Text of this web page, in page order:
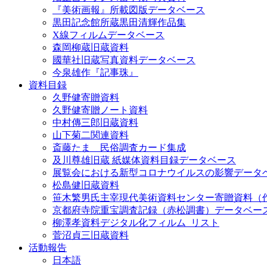
『美術画報』所載図版データベース
黒田記念館所蔵黒田清輝作品集
X線フィルムデータベース
森岡柳蔵旧蔵資料
國華社旧蔵写真資料データベース
今泉雄作『記事珠』
資料目録
久野健寄贈資料
久野健寄贈ノート資料
中村傳三郎旧蔵資料
山下菊二関連資料
斎藤たま 民俗調査カード集成
及川尊雄旧蔵 紙媒体資料目録データベース
展覧会における新型コロナウイルスの影響データ
松島健旧蔵資料
笹木繁男氏主宰現代美術資料センター寄贈資料（
京都府寺院重宝調査記録（赤松調書）データベー
柳澤孝資料デジタル化フィルム_リスト
菅沼貞三旧蔵資料
活動報告
日本語